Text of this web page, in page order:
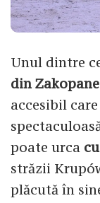
Unul dintre
din Zakopane
accesibil
poate urca
străzii
plăcută în